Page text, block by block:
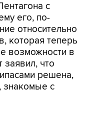
с
его, по-
относительно
которая теперь
возможности в
что
решена,
знакомые с